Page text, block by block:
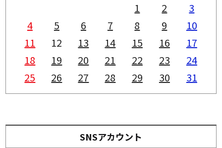
1
2
3
4
5 6 7 8 9
10
11
12 13 14 15 16
17
18
19 20 21 22 23
24
25
26 27 28 29 30 31
SNSアカウント